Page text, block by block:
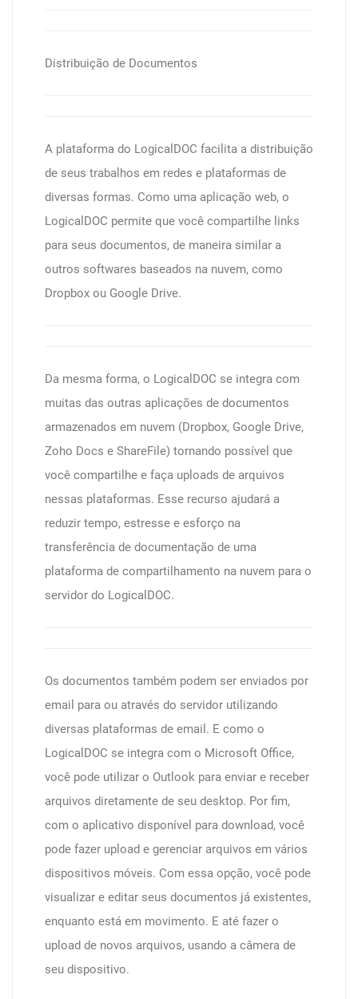
Distribuição de Documentos
A plataforma do LogicalDOC facilita a distribuição
de seus trabalhos em redes e plataformas de
diversas formas. Como uma aplicação web, o
LogicalDOC permite que você compartilhe links
para seus documentos, de maneira similar a
outros softwares baseados na nuvem, como
Dropbox ou Google Drive.
Da mesma forma, o LogicalDOC se integra com
muitas das outras aplicações de documentos
armazenados em nuvem (Dropbox, Google Drive,
Zoho Docs e ShareFile) tornando possível que
você compartilhe e faça uploads de arquivos
nessas plataformas. Esse recurso ajudará a
reduzir tempo, estresse e esforço na
transferência de documentação de uma
plataforma de compartilhamento na nuvem para o
servidor do LogicalDOC.
Os documentos também podem ser enviados por
email para ou através do servidor utilizando
diversas plataformas de email. E como o
LogicalDOC se integra com o Microsoft Office,
você pode utilizar o Outlook para enviar e receber
arquivos diretamente de seu desktop. Por fim,
com o aplicativo disponível para download, você
pode fazer upload e gerenciar arquivos em vários
dispositivos móveis. Com essa opção, você pode
visualizar e editar seus documentos já existentes,
enquanto está em movimento. E até fazer o
upload de novos arquivos, usando a câmera de
seu dispositivo.